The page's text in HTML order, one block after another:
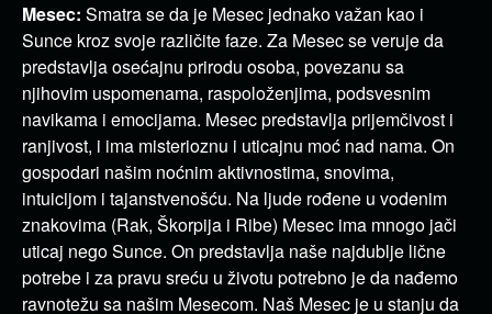
Mesec: Smatra se da je Mesec jednako važan kao i
Sunce kroz svoje različite faze. Za Mesec se veruje da
predstavlja osećajnu prirodu osoba, povezanu sa
njihovim uspomenama, raspoloženjima, podsvesnim
navikama i emocijama. Mesec predstavlja prijemčivost i
ranjivost, i ima misterioznu i uticajnu moć nad nama. On
gospodari našim noćnim aktivnostima, snovima,
intuicijom i tajanstvenošću. Na ljude rođene u vodenim
znakovima (Rak, Škorpija i Ribe) Mesec ima mnogo jači
uticaj nego Sunce. On predstavlja naše najdublje lične
potrebe i za pravu sreću u životu potrebno je da nađemo
ravnotežu sa našim Mesecom. Naš Mesec je u stanju da